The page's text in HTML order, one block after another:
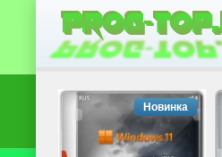
Новинка